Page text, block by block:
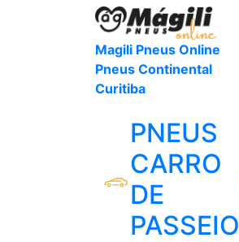
Magili Pneus Online
Pneus Continental
Curitiba
PNEUS
CARRO
DE
PASSEIO